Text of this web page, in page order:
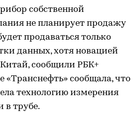
собственной
не планирует продажу
продаваться только
данных, хотя новацией
сообщили РБК+
«Транснефть» сообщала, что
технологию измерения
в трубе.